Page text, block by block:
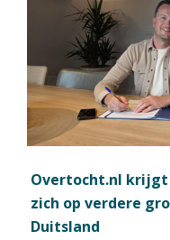
Overtocht.nl krijgt
zich op verdere
Duitsland